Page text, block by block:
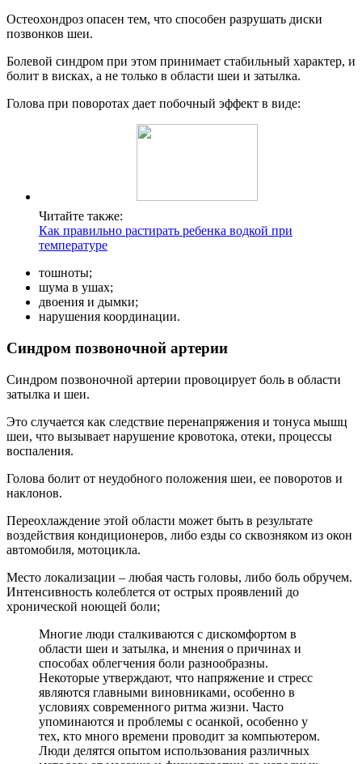
Остеохондроз опасен тем, что способен разрушать диски
позвонков шеи.
Болевой синдром при этом принимает стабильный характер, и
болит в висках, а не только в области шеи и затылка.
Голова при поворотах дает побочный эффект в виде:
Читайте также:
Как правильно растирать ребенка водкой при
температуре
тошноты;
шума в ушах;
двоения и дымки;
нарушения координации.
Синдром позвоночной артерии
Синдром позвоночной артерии провоцирует боль в области
затылка и шеи.
Это случается как следствие перенапряжения и тонуса мышц
шеи, что вызывает нарушение кровотока, отеки, процессы
воспаления.
Голова болит от неудобного положения шеи, ее поворотов и
наклонов.
Переохлаждение этой области может быть в результате
воздействия кондиционеров, либо езды со сквозняком из окон
автомобиля, мотоцикла.
Место локализации – любая часть головы, либо боль обручем.
Интенсивность колеблется от острых проявлений до
хронической ноющей боли;
Многие люди сталкиваются с дискомфортом в
области шеи и затылка, и мнения о причинах и
способах облегчения боли разнообразны.
Некоторые утверждают, что напряжение и стресс
являются главными виновниками, особенно в
условиях современного ритма жизни. Часто
упоминаются и проблемы с осанкой, особенно у
тех, кто много времени проводит за компьютером.
Люди делятся опытом использования различных